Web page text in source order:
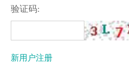
验证码:
新用户注册